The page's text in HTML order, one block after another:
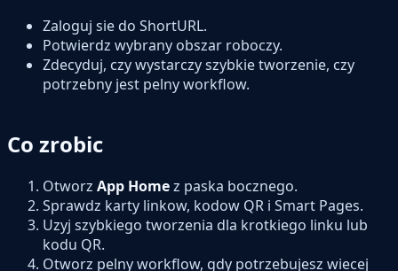
Zaloguj sie do ShortURL.
Potwierdz wybrany obszar roboczy.
Zdecyduj, czy wystarczy szybkie tworzenie, czy
potrzebny jest pelny workflow.
Co zrobic
Otworz App Homez paska bocznego.
Sprawdz karty linkow, kodow QR i Smart Pages.
Uzyj szybkiego tworzenia dla krotkiego linku lub
kodu QR.
Otworz pelny workflow, gdy potrzebujesz wiecej